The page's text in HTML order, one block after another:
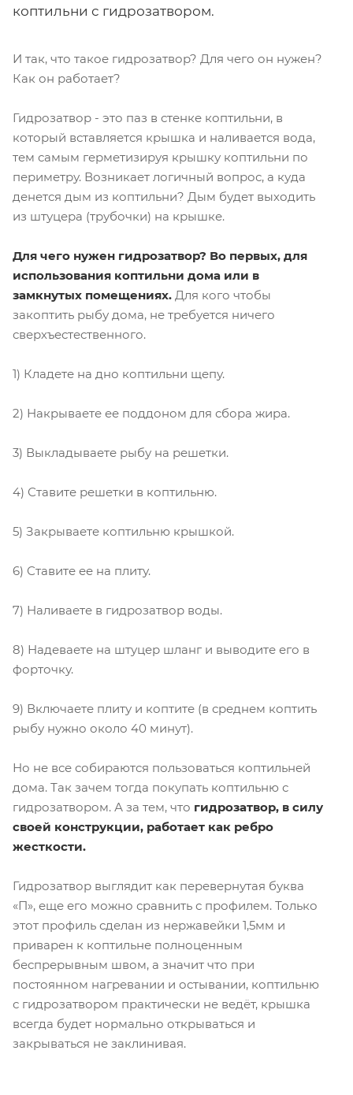
коптильни с гидрозатвором.
И так, что такое гидрозатвор? Для чего он нужен?
Как он работает?
Гидрозатвор - это паз в стенке коптильни, в
который вставляется крышка и наливается вода,
тем самым герметизируя крышку коптильни по
периметру. Возникает логичный вопрос, а куда
денется дым из коптильни? Дым будет выходить
из штуцера (трубочки) на крышке.
Для чего нужен гидрозатвор? Во первых, для
использования коптильни дома или в
замкнутых помещениях. Для кого чтобы
закоптить рыбу дома, не требуется ничего
сверхъестественного.
1) Кладете на дно коптильни щепу.
2) Накрываете ее поддоном для сбора жира.
3) Выкладываете рыбу на решетки.
4) Ставите решетки в коптильню.
5) Закрываете коптильню крышкой.
6) Ставите ее на плиту.
7) Наливаете в гидрозатвор воды.
8) Надеваете на штуцер шланг и выводите его в
форточку.
9) Включаете плиту и коптите (в среднем коптить
рыбу нужно около 40 минут).
Но не все собираются пользоваться коптильней
дома. Так зачем тогда покупать коптильню с
гидрозатвором. А за тем, что гидрозатвор, в силу
своей конструкции, работает как ребро
жесткости.
Гидрозатвор выглядит как перевернутая буква
«П», еще его можно сравнить с профилем. Только
этот профиль сделан из нержавейки 1,5мм и
приварен к коптильне полноценным
беспрерывным швом, а значит что при
постоянном нагревании и остывании, коптильню
с гидрозатвором практически не ведёт, крышка
всегда будет нормально открываться и
закрываться не заклинивая.